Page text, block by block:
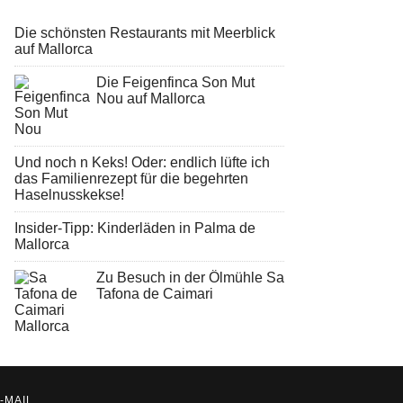
Die schönsten Restaurants mit Meerblick
auf Mallorca
Die Feigenfinca Son Mut
Nou auf Mallorca
Und noch n Keks! Oder: endlich lüfte ich
das Familienrezept für die begehrten
Haselnusskekse!
Insider-Tipp: Kinderläden in Palma de
Mallorca
Zu Besuch in der Ölmühle Sa
Tafona de Caimari
MAIL